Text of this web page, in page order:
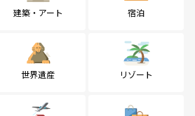
建築・アート 宿泊
世界遺産 リゾート